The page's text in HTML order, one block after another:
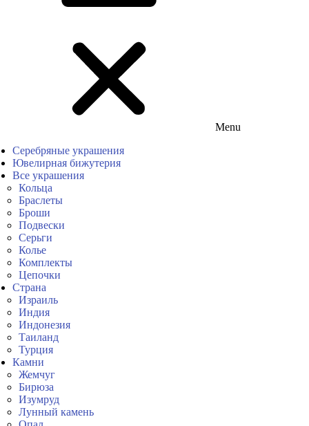
Menu
Серебряные украшения
Ювелирная бижутерия
Все украшения
Кольца
Браслеты
Броши
Подвески
Серьги
Колье
Комплекты
Цепочки
Страна
Израиль
Индия
Индонезия
Таиланд
Турция
Камни
Жемчуг
Бирюза
Изумруд
Лунный камень